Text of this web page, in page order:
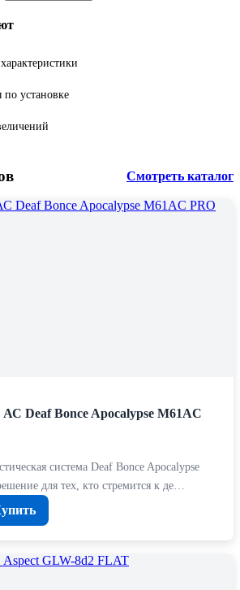
по установке
Смотреть каталог
АС Deaf Bonce Apocalypse M61AC
система Deaf Bonce Apocalypse
для тех, кто стремится к де…